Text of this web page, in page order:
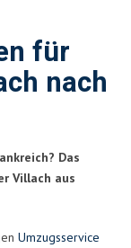
für
nach
Das
Villach aus
Umzugsservice